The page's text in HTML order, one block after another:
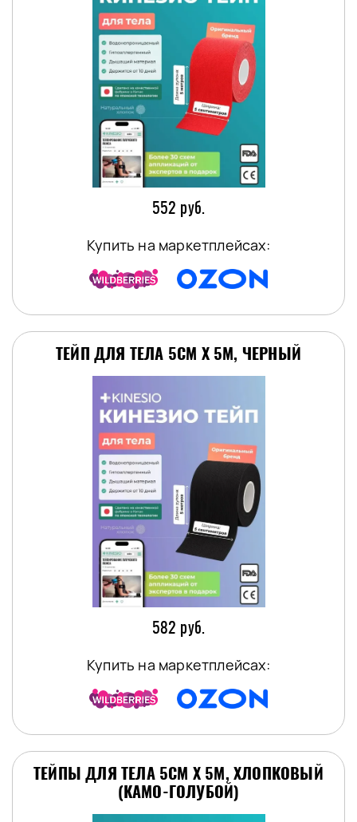
552 руб.
Купить на маркетплейсах:
ТЕЙП ДЛЯ ТЕЛА 5СМ Х 5М, ЧЕРНЫЙ
582 руб.
Купить на маркетплейсах:
ТЕЙПЫ ДЛЯ ТЕЛА 5СМ Х 5М, ХЛОПКОВЫЙ
(КАМО-ГОЛУБОЙ)